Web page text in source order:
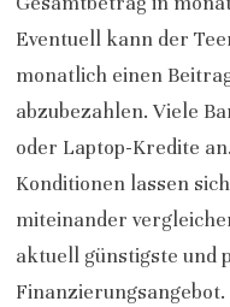
Eventuell kann der
monatlich einen
abzubezahlen. Viele
oder Laptop-Kredite
Konditionen lassen
miteinander
aktuell günstigste und
Finanzierungsangebot.